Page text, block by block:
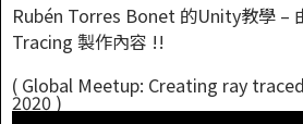
Rubén Torres Bonet 的Unity教學 –
Tracing 製作內容 !!
( Global Meetup: Creating ray
2020 )